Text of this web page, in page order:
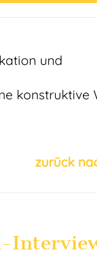
und
konstruktive
zurück